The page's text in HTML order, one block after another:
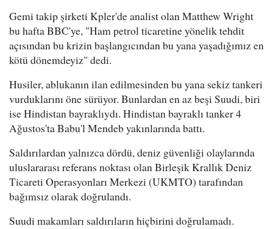
Gemi takip şirketi Kpler'de analist olan Matthew Wright
bu hafta BBC'ye, "Ham petrol ticaretine yönelik tehdit
açısından bu krizin başlangıcından bu yana yaşadığımız en
kötü dönemdeyiz" dedi.
Husiler, ablukanın ilan edilmesinden bu yana sekiz tankeri
vurduklarını öne sürüyor. Bunlardan en az beşi Suudi, biri
ise Hindistan bayraklıydı. Hindistan bayraklı tanker 4
Ağustos'ta Babu'l Mendeb yakınlarında battı.
Saldırılardan yalnızca dördü, deniz güvenliği olaylarında
uluslararası referans noktası olan Birleşik Krallık Deniz
Ticareti Operasyonları Merkezi (UKMTO) tarafından
bağımsız olarak doğrulandı.
Suudi makamları saldırıların hiçbirini doğrulamadı.